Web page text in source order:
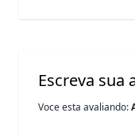
Escreva sua
Voce esta avaliando: